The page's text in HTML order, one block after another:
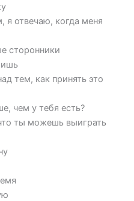
я отвечаю, когда меня
сторонники
тем, как принять это
чем у тебя есть?
ты можешь выиграть